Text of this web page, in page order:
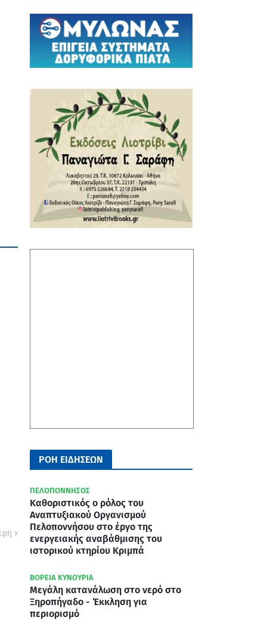
ΡΟΗ ΕΙΔΗΣΕΩΝ
ΠΕΛΟΠΟΝΝΗΣΟΣ
Καθοριστικός ο ρόλος του
Αναπτυξιακού Οργανισμού
Πελοποννήσου στο έργο της
ενεργειακής αναβάθμισης του
ιστορικού κτηρίου Κριμπά
ΒΟΡΕΙΑ ΚΥΝΟΥΡΙΑ
Μεγάλη κατανάλωση στο νερό στο
Ξηροπήγαδο - Έκκληση για
περιορισμό